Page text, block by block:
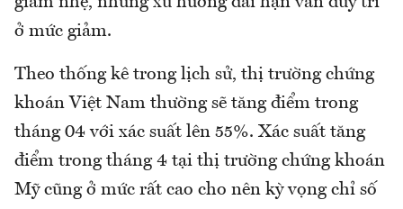
ở mức giảm.
Theo thống kê trong lịch sử, thị trường chứng
khoán Việt Nam thường sẽ tăng điểm trong
tháng 04 với xác suất lên 55%. Xác suất tăng
điểm trong tháng 4 tại thị trường chứng khoán
Mỹ cũng ở mức rất cao cho nên kỳ vọng chỉ số